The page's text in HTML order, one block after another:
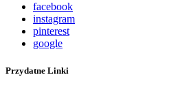
facebook
instagram
pinterest
google
Przydatne Linki